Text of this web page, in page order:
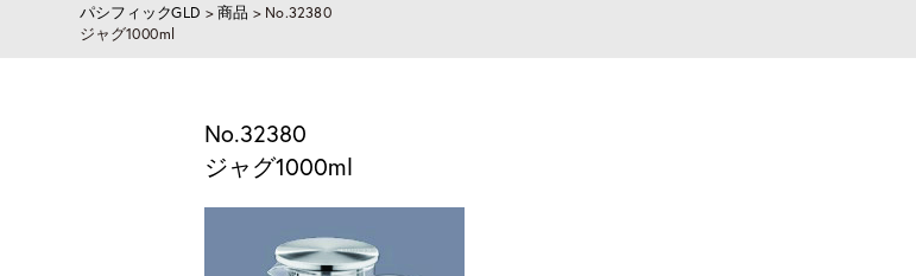
パシフィックGLD >商品 > No.32380
ジャグ1000ml
No.32380
ジャグ1000ml